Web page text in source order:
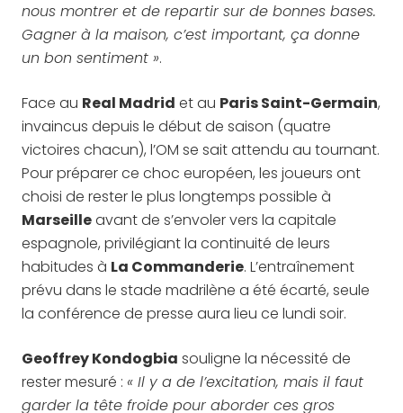
nous montrer et de repartir sur de bonnes bases.
Gagner à la maison, c’est important, ça donne
un bon sentiment ».
Face au Real Madrid et au Paris Saint-Germain,
invaincus depuis le début de saison (quatre
victoires chacun), l’OM se sait attendu au tournant.
Pour préparer ce choc européen, les joueurs ont
choisi de rester le plus longtemps possible à
Marseilleavant de s’envoler vers la capitale
espagnole, privilégiant la continuité de leurs
habitudes à La Commanderie. L’entraînement
prévu dans le stade madrilène a été écarté, seule
la conférence de presse aura lieu ce lundi soir.
Geoffrey Kondogbia souligne la nécessité de
rester mesuré : « Il y a de l’excitation, mais il faut
garder la tête froide pour aborder ces gros